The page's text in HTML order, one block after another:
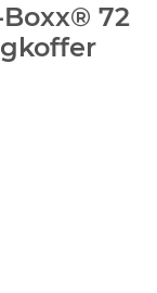
Boxx® 72